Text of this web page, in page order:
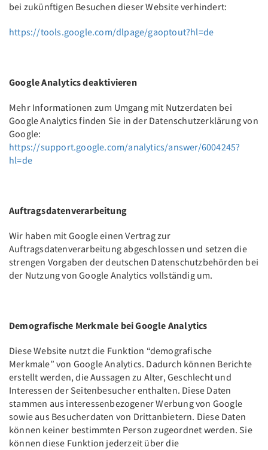
bei zukünftigen Besuchen dieser Website verhindert:
https://tools.google.com/dlpage/gaoptout?hl=de
Google Analytics deaktivieren
Mehr Informationen zum Umgang mit Nutzerdaten bei
Google Analytics finden Sie in der Datenschutzerklärung von
Google:
https://support.google.com/analytics/answer/6004245?
hl=de
Auftragsdatenverarbeitung
Wir haben mit Google einen Vertrag zur
Auftragsdatenverarbeitung abgeschlossen und setzen die
strengen Vorgaben der deutschen Datenschutzbehörden bei
der Nutzung von Google Analytics vollständig um.
Demografische Merkmale bei Google Analytics
Diese Website nutzt die Funktion “demografische
Merkmale” von Google Analytics. Dadurch können Berichte
erstellt werden, die Aussagen zu Alter, Geschlecht und
Interessen der Seitenbesucher enthalten. Diese Daten
stammen aus interessenbezogener Werbung von Google
sowie aus Besucherdaten von Drittanbietern. Diese Daten
können keiner bestimmten Person zugeordnet werden. Sie
können diese Funktion jederzeit über die